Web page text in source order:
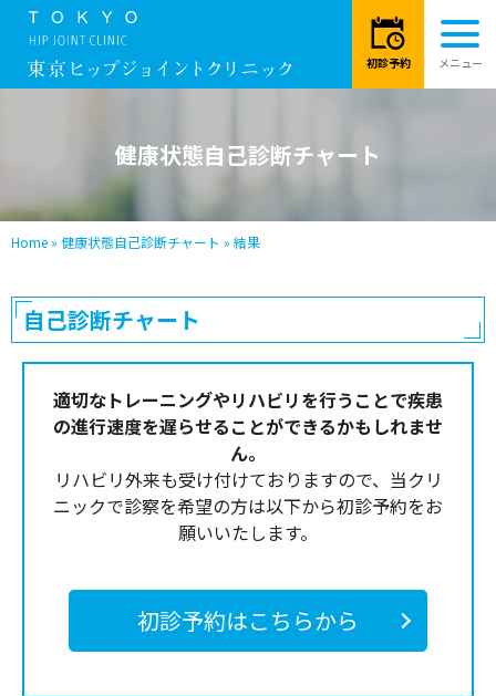
健康状態自己診断チャート
Home» 健康状態自己診断チャート » 結果
自己診断チャート
適切なトレーニングやリハビリを行うことで疾患
の進行速度を遅らせることができるかもしれませ
ん。
リハビリ外来も受け付けておりますので、当クリ
ニックで診察を希望の方は以下から初診予約をお
願いいたします。
初診予約はこちらから